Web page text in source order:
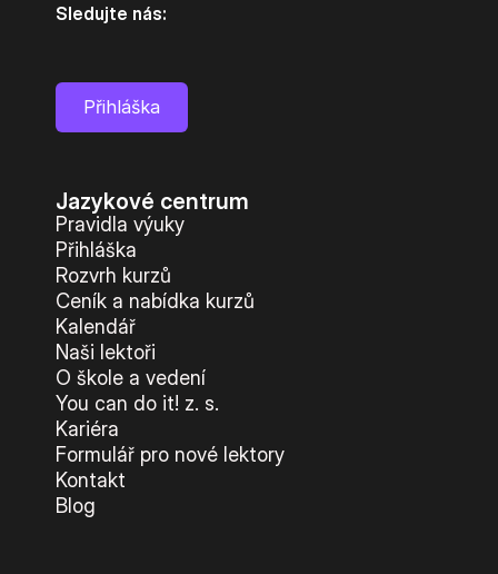
Sledujte nás:
Přihláška
Jazykové centrum
Pravidla výuky
Přihláška
Rozvrh kurzů
Ceník a nabídka kurzů
Kalendář
Naši lektoři
O škole a vedení
You can do it! z. s.
Kariéra
Formulář pro nové lektory
Kontakt
Blog